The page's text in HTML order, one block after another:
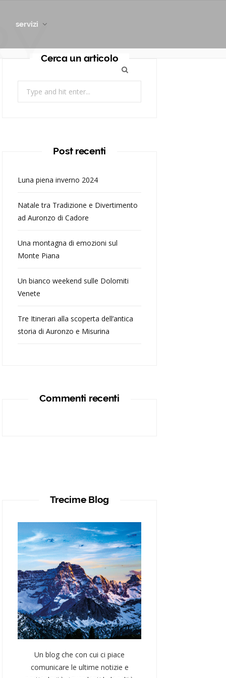
servizi
Cerca un articolo
Post recenti
Luna piena inverno 2024
Natale tra Tradizione e Divertimento
ad Auronzo di Cadore
Una montagna di emozioni sul
Monte Piana
Un bianco weekend sulle Dolomiti
Venete
Tre Itinerari alla scoperta dell’antica
storia di Auronzo e Misurina
Commenti recenti
Trecime Blog
Un blog che con cui ci piace
comunicare le ultime notizie e